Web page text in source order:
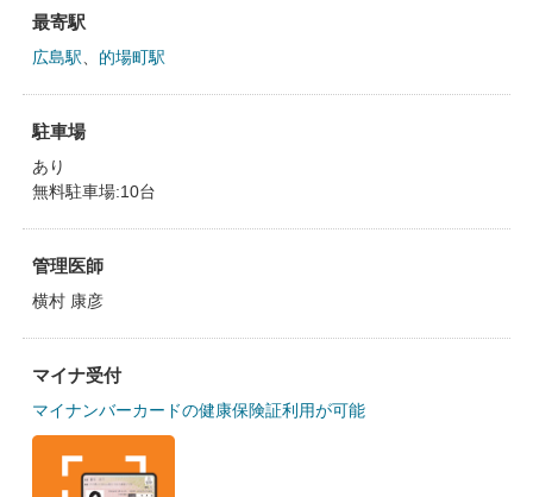
最寄駅
広島駅 的場町駅
駐車場
あり
無料駐車場:10台
管理医師
横村 康彦
マイナ受付
マイナンバーカードの健康保険証利用が可能